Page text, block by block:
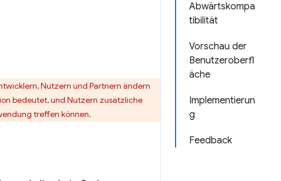
Abwärtskompa
tibilität
Vorschau der
Benutzeroberfl
äche
Implementierun
g
Feedback
Nutzern und Partnern ändern
bedeutet, und Nutzern zusätzliche
treffen können.